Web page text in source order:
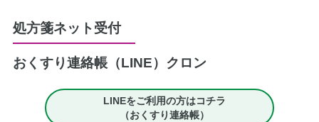
処方箋ネット受付
おくすり連絡帳（LINE） クロン
LINEをご利用の方はコチラ
（おくすり連絡帳）